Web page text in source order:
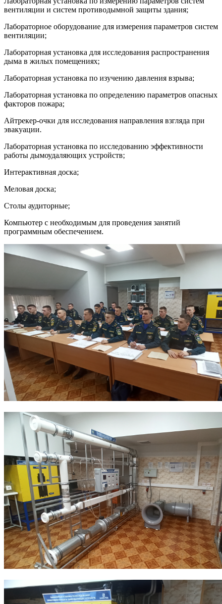
вентиляции и систем противодымной защиты здания;
Лабораторное оборудование для измерения параметров систем
вентиляции;
Лабораторная установка для исследования распространения
дыма в жилых помещениях;
Лабораторная установка по изучению давления взрыва;
Лабораторная установка по определению параметров опасных
факторов пожара;
Айтрекер-очки для исследования направления взгляда при
эвакуации.
Лабораторная установка по исследованию эффективности
работы дымоудаляющих устройств;
Интерактивная доска;
Меловая доска;
Столы аудиторные;
Компьютер с необходимым для проведения занятий
программным обеспечением.